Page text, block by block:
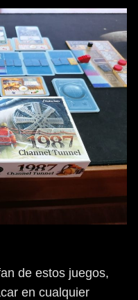
de estos juegos,
en cualquier